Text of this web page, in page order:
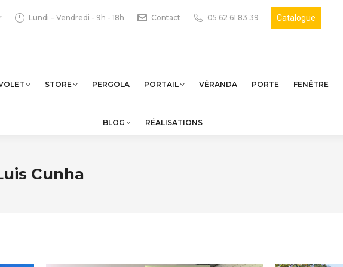
Lundi – Vendredi - 9h - 18h Contact 05 62 61 83 39 Catalogue
STORE PERGOLA PORTAIL VÉRANDA PORTE FENÊTRE
BLOG RÉALISATIONS
Cunha